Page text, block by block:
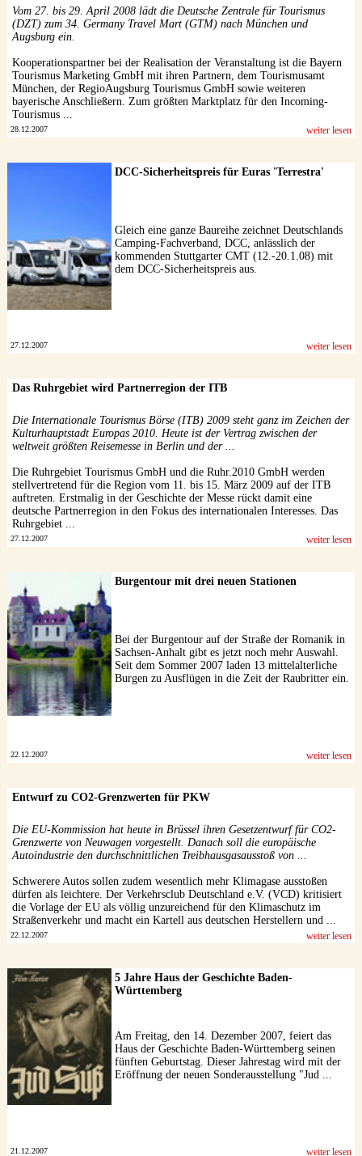
Vom 27. bis 29. April 2008 lädt die Deutsche Zentrale für Tourismus
(DZT) zum 34. Germany Travel Mart (GTM) nach München und
Augsburg ein.
Kooperationspartner bei der Realisation der Veranstaltung ist die Bayern
Tourismus Marketing GmbH mit ihren Partnern, dem Tourismusamt
München, der RegioAugsburg Tourismus GmbH sowie weiteren
bayerische Anschließern. Zum größten Marktplatz für den Incoming-
Tourismus ...
28.12.2007 weiter lesen
DCC-Sicherheitspreis für Euras 'Terrestra'
Gleich eine ganze Baureihe zeichnet Deutschlands
Camping-Fachverband, DCC, anlässlich der
kommenden Stuttgarter CMT (12.-20.1.08) mit
dem DCC-Sicherheitspreis aus.
27.12.2007 weiter lesen
Das Ruhrgebiet wird Partnerregion der ITB
Die Internationale Tourismus Börse (ITB) 2009 steht ganz im Zeichen der
Kulturhauptstadt Europas 2010. Heute ist der Vertrag zwischen der
weltweit größten Reisemesse in Berlin und der ...
Die Ruhrgebiet Tourismus GmbH und die Ruhr.2010 GmbH werden
stellvertretend für die Region vom 11. bis 15. März 2009 auf der ITB
auftreten. Erstmalig in der Geschichte der Messe rückt damit eine
deutsche Partnerregion in den Fokus des internationalen Interesses. Das
Ruhrgebiet ...
27.12.2007 weiter lesen
Burgentour mit drei neuen Stationen
Bei der Burgentour auf der Straße der Romanik in
Sachsen-Anhalt gibt es jetzt noch mehr Auswahl.
Seit dem Sommer 2007 laden 13 mittelalterliche
Burgen zu Ausflügen in die Zeit der Raubritter ein.
22.12.2007 weiter lesen
Entwurf zu CO2-Grenzwerten für PKW
Die EU-Kommission hat heute in Brüssel ihren Gesetzentwurf für CO2-
Grenzwerte von Neuwagen vorgestellt. Danach soll die europäische
Autoindustrie den durchschnittlichen Treibhausgasausstoß von ...
Schwerere Autos sollen zudem wesentlich mehr Klimagase ausstoßen
dürfen als leichtere. Der Verkehrsclub Deutschland e.V. (VCD) kritisiert
die Vorlage der EU als völlig unzureichend für den Klimaschutz im
Straßenverkehr und macht ein Kartell aus deutschen Herstellern und ...
22.12.2007 weiter lesen
5 Jahre Haus der Geschichte Baden-
Württemberg
Am Freitag, den 14. Dezember 2007, feiert das
Haus der Geschichte Baden-Württemberg seinen
fünften Geburtstag. Dieser Jahrestag wird mit der
Eröffnung der neuen Sonderausstellung "Jud ...
21.12.2007 weiter lesen